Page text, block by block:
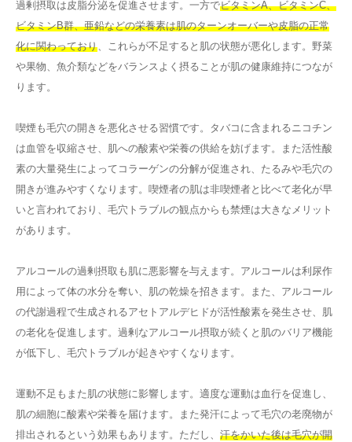
過剰摂取は皮脂分泌を促進させます。一方でビタミンA、ビタミンC、
ビタミンB群、亜鉛などの栄養素は肌のターンオーバーや皮脂の正常
化に関わっており、これらが不足すると肌の状態が悪化します。野菜
や果物、魚介類などをバランスよく摂ることが肌の健康維持につなが
ります。
喫煙も毛穴の開きを悪化させる習慣です。タバコに含まれるニコチン
は血管を収縮させ、肌への酸素や栄養の供給を妨げます。また活性酸
素の大量発生によってコラーゲンの分解が促進され、たるみや毛穴の
開きが進みやすくなります。喫煙者の肌は非喫煙者と比べて老化が早
いと言われており、毛穴トラブルの観点からも禁煙は大きなメリット
があります。
アルコールの過剰摂取も肌に悪影響を与えます。アルコールは利尿作
用によって体の水分を奪い、肌の乾燥を招きます。また、アルコール
の代謝過程で生成されるアセトアルデヒドが活性酸素を発生させ、肌
の老化を促進します。過剰なアルコール摂取が続くと肌のバリア機能
が低下し、毛穴トラブルが起きやすくなります。
運動不足もまた肌の状態に影響します。適度な運動は血行を促進し、
肌の細胞に酸素や栄養を届けます。また発汗によって毛穴の老廃物が
排出されるという効果もあります。ただし、 汗をかいた後は毛穴が開